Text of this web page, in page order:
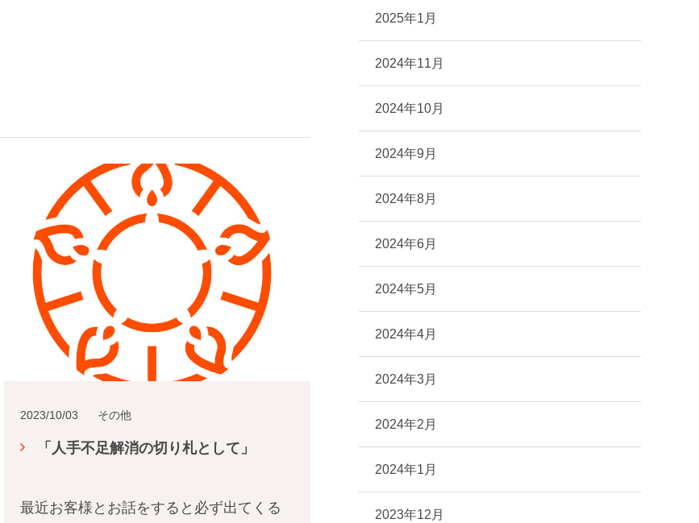
2023/10/03 その他
「人手不足解消の切り札として」
最近お客様とお話をすると必ず出てくる
2025年1月
2024年11月
2024年10月
2024年9月
2024年8月
2024年6月
2024年5月
2024年4月
2024年3月
2024年2月
2024年1月
2023年12月